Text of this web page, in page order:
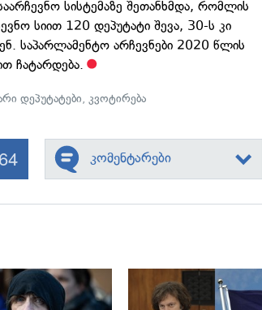
სისტემაზე შეთანხმდა, რომლის
სიით 120 დეპუტატი შევა, 30-ს კი
საპარლამენტო არჩევნები 2020 წლის
ჩატარდება.
დეპუტატები,კვოტირება
კომენტარები
გადახედვა